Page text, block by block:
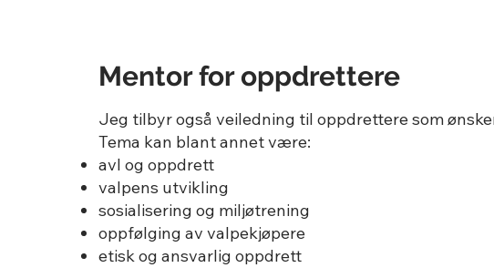
Mentor for oppdrettere
Jeg tilbyr også veiledning til oppdrettere som
Tema kan blant annet være:
avl og oppdrett
valpens utvikling
sosialisering og miljøtrening
oppfølging av valpekjøpere
etisk og ansvarlig oppdrett